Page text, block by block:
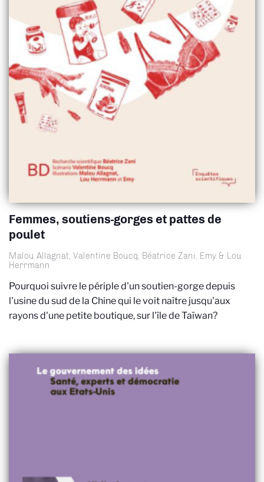
Femmes, soutiens-gorges et pattes de
poulet
Malou Allagnat, Valentine Boucq, Béatrice Zani, Emy & Lou
Herrmann
Pourquoi suivre le périple d'un soutien-gorge depuis
l'usine du sud de la Chine qui le voit naître jusqu'aux
rayons d'une petite boutique, sur l'île de Taïwan?